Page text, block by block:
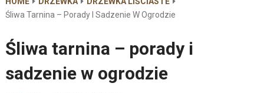
Śliwa Tarnina – Porady I Sadzenie W Ogrodzie
Śliwa tarnina – porady i
sadzenie w ogrodzie